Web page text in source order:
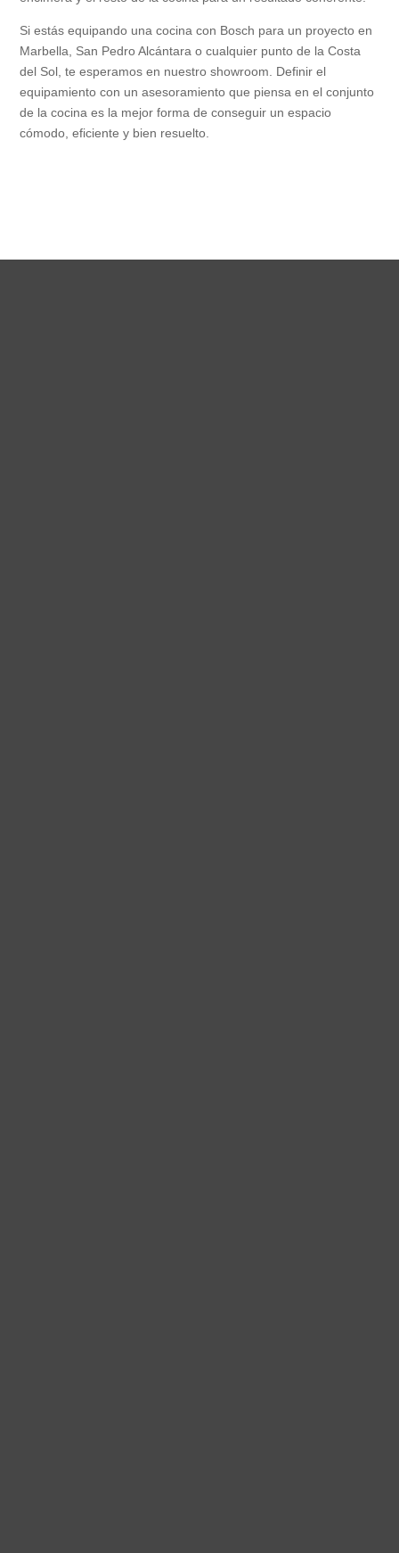
Si estás equipando una cocina con Bosch para un proyecto en
Marbella, San Pedro Alcántara o cualquier punto de la Costa
del Sol, te esperamos en nuestro showroom. Definir el
equipamiento con un asesoramiento que piensa en el conjunto
de la cocina es la mejor forma de conseguir un espacio
cómodo, eficiente y bien resuelto.